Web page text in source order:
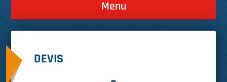
Menu
DEVIS